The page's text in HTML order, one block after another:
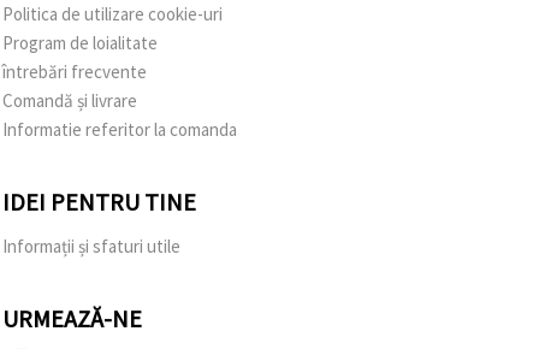
Politica de utilizare cookie-uri
Program de loialitate
întrebări frecvente
Comandă și livrare
Informatie referitor la comanda
IDEI PENTRU TINE
Informații și sfaturi utile
URMEAZĂ-NE